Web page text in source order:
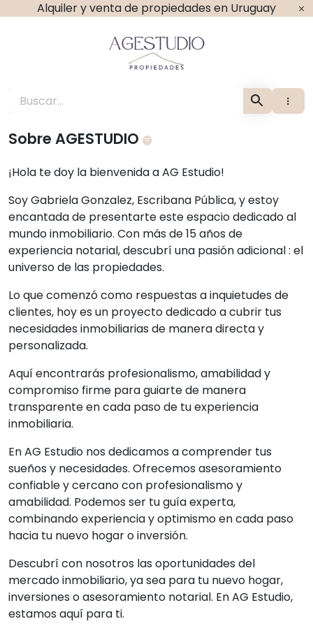
Alquiler y venta de propiedades en Uruguay
Agestudio
Sobre AGESTUDIO
¡Hola te doy la bienvenida a AG Estudio!
Soy Gabriela Gonzalez, Escribana Pública, y estoy
encantada de presentarte este espacio dedicado al
mundo inmobiliario. Con más de 15 años de
experiencia notarial, descubrí una pasión adicional : el
universo de las propiedades.
Lo que comenzó como respuestas a inquietudes de
clientes, hoy es un proyecto dedicado a cubrir tus
necesidades inmobiliarias de manera directa y
personalizada.
Aquí encontrarás profesionalismo, amabilidad y
compromiso firme para guiarte de manera
transparente en cada paso de tu experiencia
inmobiliaria.
En AG Estudio nos dedicamos a comprender tus
sueños y necesidades. Ofrecemos asesoramiento
confiable y cercano con profesionalismo y
amabilidad. Podemos ser tu guía experta,
combinando experiencia y optimismo en cada paso
hacia tu nuevo hogar o inversión.
Descubrí con nosotros las oportunidades del
mercado inmobiliario, ya sea para tu nuevo hogar,
inversiones o asesoramiento notarial. En AG Estudio,
estamos aquí para ti.
Tu carrito está vacío.
Agregá un producto y aparecerá acá
automáticamente.